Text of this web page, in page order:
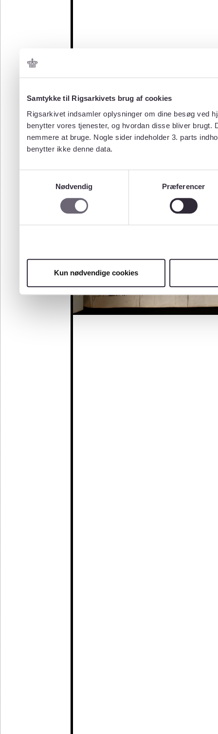
Samtykke til Rigsarkivets brug af cookies
Rigsarkivet indsamler oplysninger om dine besøg ved
benytter vores tjenester, og hvordan disse bliver
nemmere at bruge. Nogle sider indeholder 3. parts
benytter ikke denne data.
Nødvendig
Præferencer
Kun nødvendige cookies